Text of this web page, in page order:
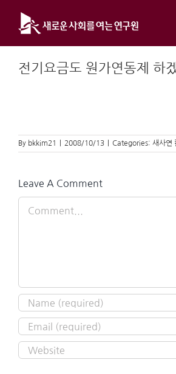
content
전기요금도 원가연동제 하
By bkkim21 2008/10/13 Categories: 새사연
Leave A Comment